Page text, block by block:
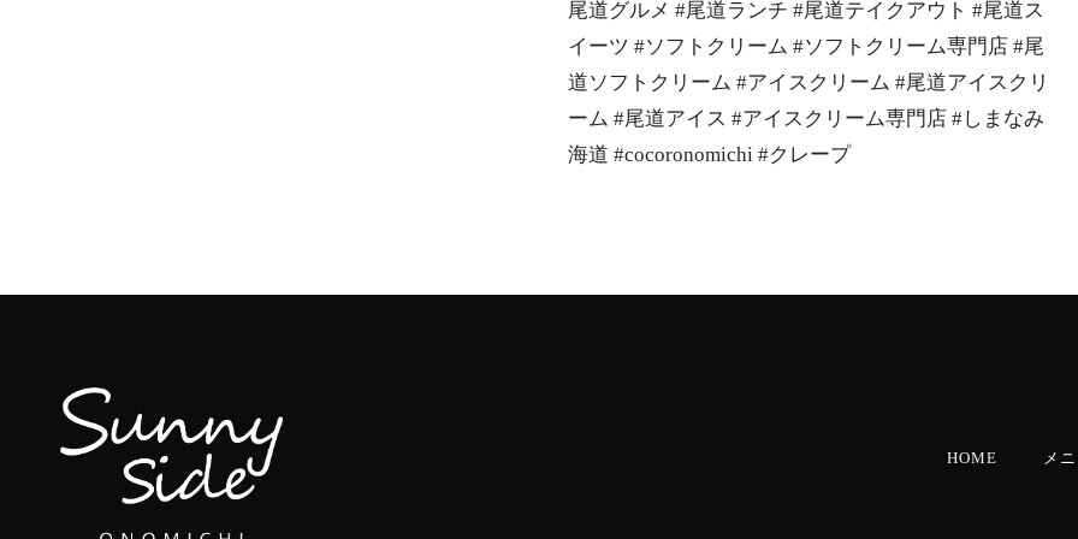
尾道グルメ #尾道ランチ #尾道テイクアウト #尾道ス
イーツ #ソフトクリーム #ソフトクリーム専門店 #尾
道ソフトクリーム #アイスクリーム #尾道アイスクリ
ーム #尾道アイス #アイスクリーム専門店 #しまなみ
海道 #cocoronomichi #クレープ
HOME メ